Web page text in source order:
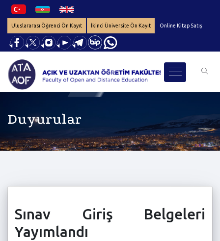
Uluslararası Öğrenci Ön Kayıt İkinci Üniversite Ön Kayıt Online Kitap Satış
Duyurular
Sınav Giriş Belgeleri
Yayımlandı